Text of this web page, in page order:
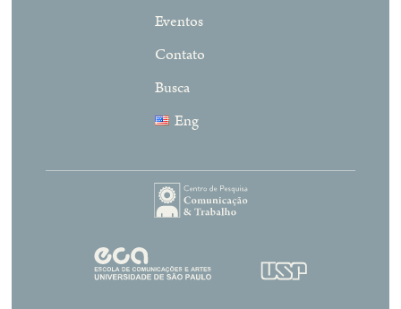
Eventos
Contato
Busca
Eng